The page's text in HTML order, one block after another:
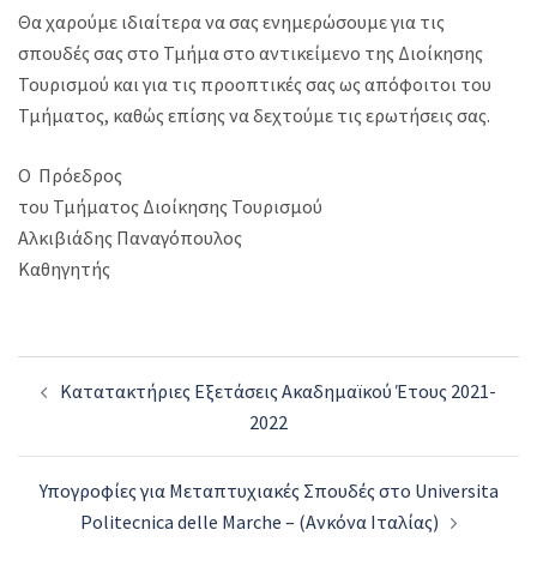
Θα χαρούμε ιδιαίτερα να σας ενημερώσουμε για τις
σπουδές σας στο Τμήμα στο αντικείμενο της Διοίκησης
Τουρισμού και για τις προοπτικές σας ως απόφοιτοι του
Τμήματος, καθώς επίσης να δεχτούμε τις ερωτήσεις σας.
O Πρόεδρος
του Τμήματος Διοίκησης Τουρισμού
Αλκιβιάδης Παναγόπουλος
Καθηγητής
navigation
Κατατακτήριες Εξετάσεις Ακαδημαϊκού Έτους 2021-
2022
Υπογροφίες για Μεταπτυχιακές Σπουδές στο Universita
Politecnica delle Marche – (Ανκόνα Ιταλίας)